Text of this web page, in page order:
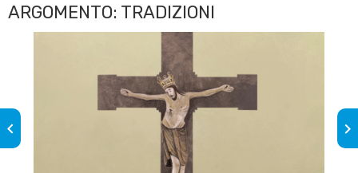
ARGOMENTO: TRADIZIONI
keyboard_arrow_left keyboard_arrow_right